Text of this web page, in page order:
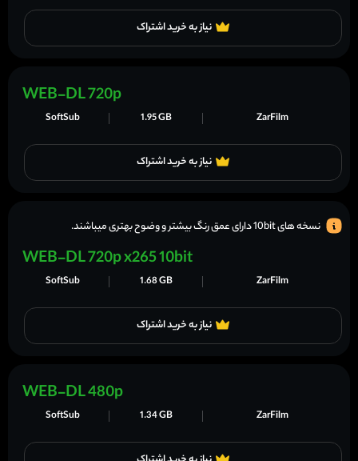
نیاز به خرید اشتراک
نیاز به خرید اشتراک
ZarFilm
1.95 GB
SoftSub
WEB-DL 720p
نیاز به خرید اشتراک
ZarFilm
1.68 GB
SoftSub
WEB-DL 720p x265 10bit
نسخه های 10bit دارای عمق رنگ بیشتر و وضوح بهتری میباشند.
ZarFilm
1.34 GB
SoftSub
WEB-DL 480p